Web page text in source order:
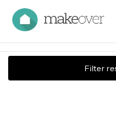
Filter